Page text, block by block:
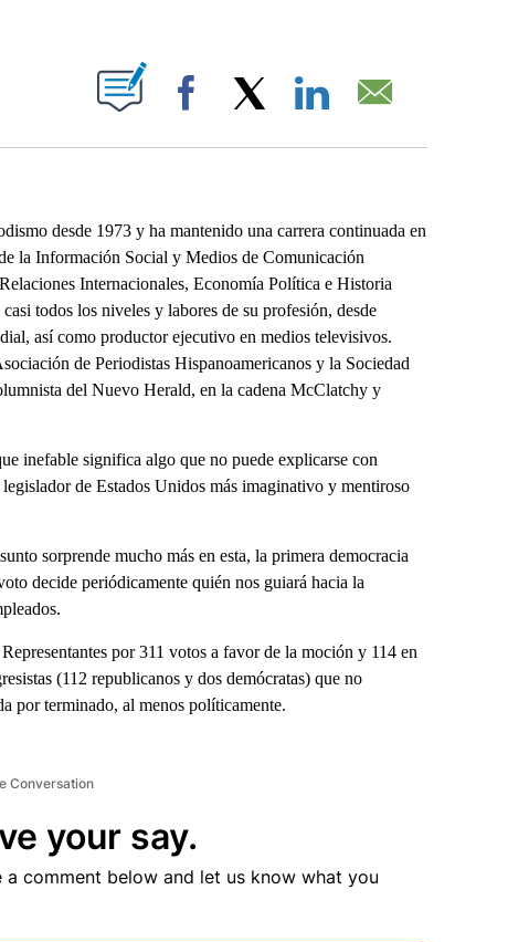
ABOUT NEW PAGES ON "".
Facebook
desde 1973 y ha mantenido una carrera continuada en
la Información Social y Medios de Comunicación
Internacionales, Economía Política e Historia
todos los niveles y labores de su profesión, desde
así como productor ejecutivo en medios televisivos.
de Periodistas Hispanoamericanos y la Sociedad
del Nuevo Herald, en la cadena McClatchy y
inefable significa algo que no puede explicarse con
de Estados Unidos más imaginativo y mentiroso
sorprende mucho más en esta, la primera democracia
decide periódicamente quién nos guiará hacia la
por 311 votos a favor de la moción y 114 en
(112 republicanos y dos demócratas) que no
por terminado, al menos políticamente.
Conversation
your say.
a comment below and let us know what you